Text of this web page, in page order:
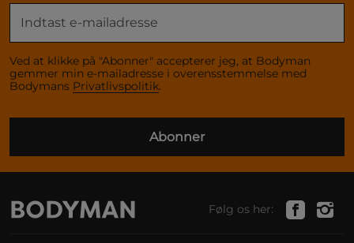
Ved at klikke på "Abonner" accepterer jeg, at Bodyman
gemmer min e-mailadresse i overensstemmelse med
Bodymans Privatlivspolitik.
Abonner
Følg os her: